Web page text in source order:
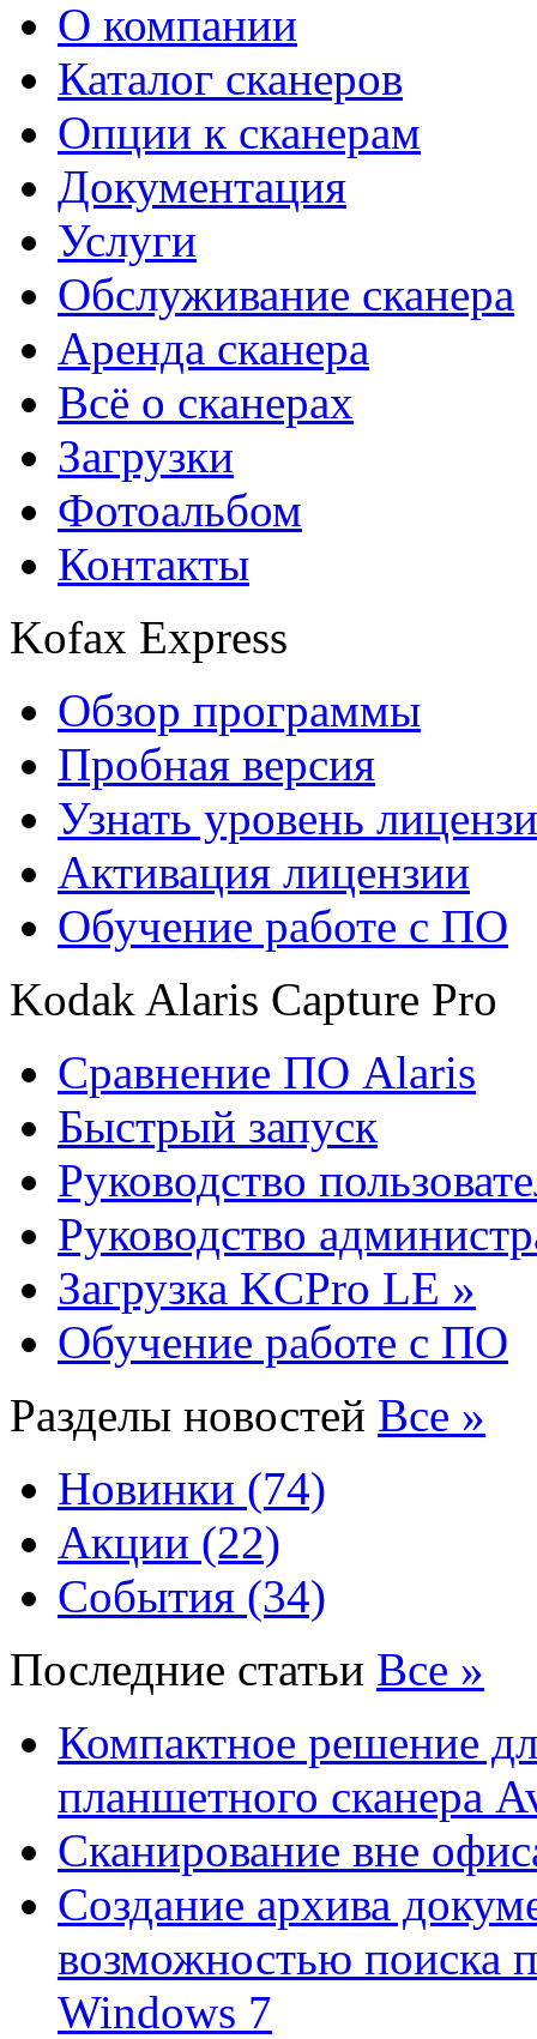
О компании
Каталог сканеров
Опции к сканерам
Документация
Услуги
Обслуживание сканера
Аренда сканера
Всё о сканерах
Загрузки
Фотоальбом
Контакты
Kofax Express
Обзор программы
Пробная версия
Узнать уровень
Активация лицензии
Обучение работе с ПО
Kodak Alaris Capture Pro
Сравнение ПО Alaris
Быстрый запуск
Руководство
Руководство
Загрузка KCPro LE »
Обучение работе с ПО
Разделы новостей Все »
Новинки (74)
Акции (22)
События (34)
Последние статьи Все »
Компактное решение
планшетного сканера
Сканирование вне
Создание архива
возможностью поиска
Windows 7